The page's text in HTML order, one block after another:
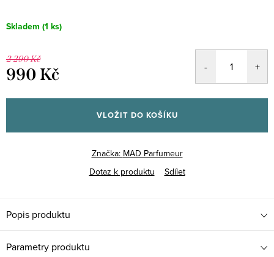
Skladem (1 ks)
2 290 Kč
990 Kč
cena:
VLOŽIT DO KOŠÍKU
Značka: MAD Parfumeur
Dotaz k produktu
Sdílet
Popis produktu
Parametry produktu